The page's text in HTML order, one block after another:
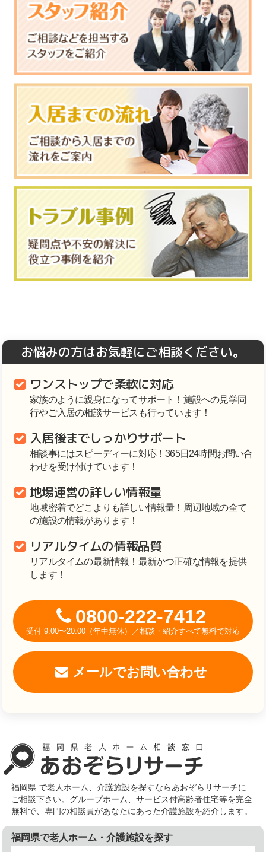
お悩みの方はお気軽にご相談ください。
ワンストップで柔軟に対応
家族のように親身になってサポート！施設への見学同
行やご入居の相談サービスも行っています！
入居後までしっかりサポート
相談事にはスピーディーに対応！365日24時間お問い合
わせを受け付けています！
地場運営の詳しい情報量
地域密着でどこよりも詳しい情報量！周辺地域の全て
の施設の情報があります！
リアルタイムの情報品質
リアルタイムの最新情報！最新かつ正確な情報を提供
します！
0800-222-7412
受付 9:00〜20:00（年中無休）／相談・紹介すべて無料で対応
メールでお問い合わせ
福岡県 で老人ホーム、介護施設を探すならあおぞらリサーチに
ご相談下さい。グループホーム、サービス付高齢者住宅等を完全
無料で、専門の相談員があなたにあった介護施設を紹介します。
福岡県で老人ホーム・介護施設を探す